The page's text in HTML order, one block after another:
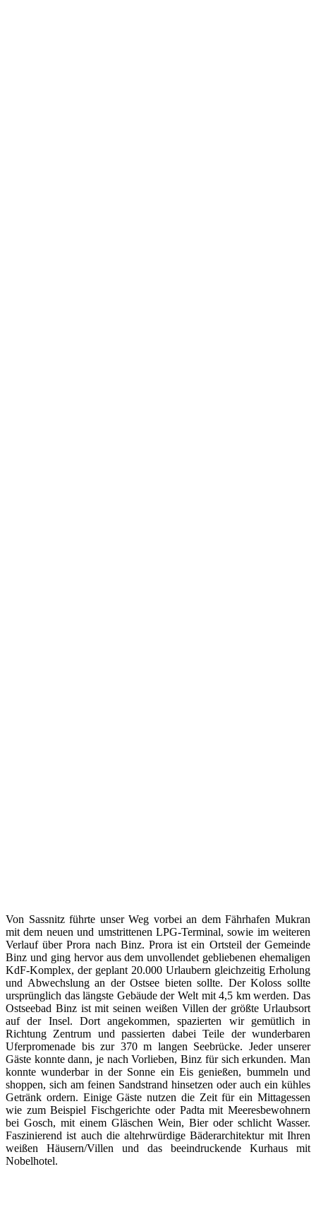
Von Sassnitz führte unser Weg vorbei an dem Fährhafen Mukran
mit dem neuen und umstrittenen LPG-Terminal, sowie im weiteren
Verlauf über Prora nach Binz. Prora ist ein Ortsteil der Gemeinde
Binz und ging hervor aus dem unvollendet gebliebenen ehemaligen
KdF-Komplex, der geplant 20.000 Urlaubern gleichzeitig Erholung
und Abwechslung an der Ostsee bieten sollte. Der Koloss sollte
ursprünglich das längste Gebäude der Welt mit 4,5 km werden. Das
Ostseebad Binz ist mit seinen weißen Villen der größte Urlaubsort
auf der Insel. Dort angekommen, spazierten wir gemütlich in
Richtung Zentrum und passierten dabei Teile der wunderbaren
Uferpromenade bis zur 370 m langen Seebrücke. Jeder unserer
Gäste konnte dann, je nach Vorlieben, Binz für sich erkunden. Man
konnte wunderbar in der Sonne ein Eis genießen, bummeln und
shoppen, sich am feinen Sandstrand hinsetzen oder auch ein kühles
Getränk ordern. Einige Gäste nutzen die Zeit für ein Mittagessen
wie zum Beispiel Fischgerichte oder Padta mit Meeresbewohnern
bei Gosch, mit einem Gläschen Wein, Bier oder schlicht Wasser.
Faszinierend ist auch die altehrwürdige Bäderarchitektur mit Ihren
weißen Häusern/Villen und das beeindruckende Kurhaus mit
Nobelhotel.